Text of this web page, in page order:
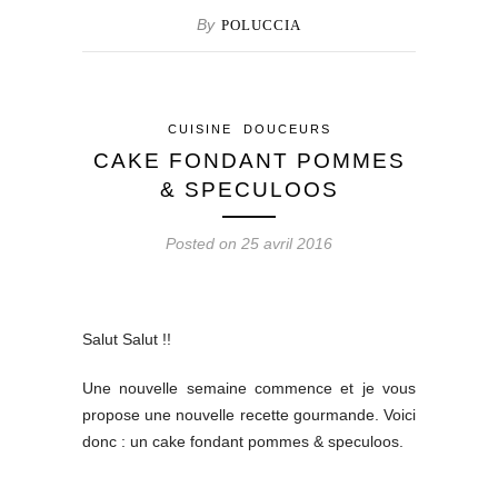
By POLUCCIA
CUISINE DOUCEURS
CAKE FONDANT POMMES
& SPECULOOS
Posted on 25 avril 2016
Salut Salut !!
Une nouvelle semaine commence et je vous
propose une nouvelle recette gourmande. Voici
donc : un cake fondant pommes & speculoos.